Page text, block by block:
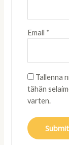
Email *
Tallenna
tähän
varten.